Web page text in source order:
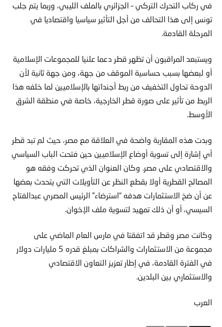
في ركاب التحرك التركي – الجزائري بالملف الليبي، وربما يتم جلب
تونس إلى هذا التحالف من أجل التأثير سياسيا واقتصاديا في
المرحلة القادمة.
ويستبعد المراقبون أن تظهر قطر دعما علنيا للمجموعات الإسلامية
أو لبعضها بسبب حساسية الموقف من جهة، ومن جهة ثانية لأن
الدوحة تحاول التخفيف من ربط أجنداتها بالإسلاميين لما خلفه هذا
الربط من تأثير على صورة قطر الخارجية، خاصة في منطقة الشرق
الأوسط.
وبدت هذه المقاربة واضحة في العلاقة مع مصر، حيث لم تبد قطر
أي إشارة إلى تسوية أوضاع الإسلاميين حين فتحت الباب السياسي
والاقتصادي على مصر. وكان العنوان الذي تحركت وفقه هو
المصالح القطرية أولا بقطع النظر عن التأويلات التي يتحدث بعضها
عن أن ضخ الاستثمارات هدفه “استرضاء” الرئيس المصري عبدالفتاح
السيسي، أو أن ذلك تمهيد لتسوية ملف الإخوان.
وكانت مصر وقطر قد اتفقتا في مارس العام الماضي على
مجموعة من الاستثمارات والشراكات بمبلغ قدره 5 مليارات دولار
في الفترة القادمة، في إطار تعزيز التعاون الاقتصادي
والاستثماري بين البلدين.
العرب